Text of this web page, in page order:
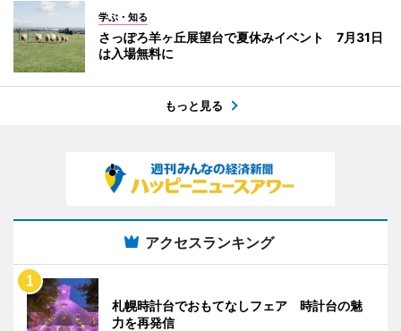
学ぶ・知る
さっぽろ羊ヶ丘展望台で夏休みイベント 7月31日
は入場無料に
もっと見る
アクセスランキング
札幌時計台でおもてなしフェア 時計台の魅
力を再発信